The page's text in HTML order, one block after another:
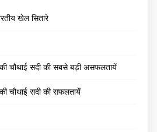
खेल सितारे
चौथाई सदी की सबसे बड़ी असफलतायें
चौथाई सदी की सफलतायें